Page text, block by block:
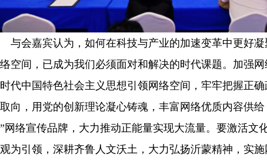
会嘉宾认为，如何在科技与产业的加速变革中更好凝
空间，已成为我们必须面对和解决的时代课题。加强
代中国特色社会主义思想引领网络空间，牢牢把握正
向，用党的创新理论凝心铸魂，丰富网络优质内容供
网络宣传品牌，大力推动正能量实现大流量。要激活文
为引领，深耕齐鲁人文沃土，大力弘扬沂蒙精神，实